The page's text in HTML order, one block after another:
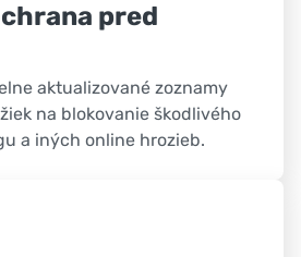
pred
aktualizované zoznamy
na blokovanie škodlivého
a iných online hrozieb.